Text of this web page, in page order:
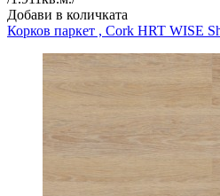
Добави в количката
Корков паркет , Cork HRT WISE